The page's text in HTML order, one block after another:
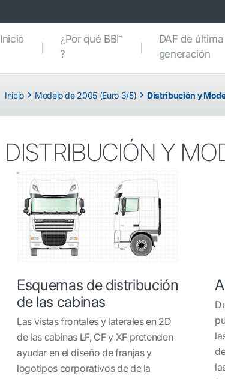
Inicio
¿Por qué BBI⁺
?
DAF de última
generación
Inicio Modelo de 2005 (Euro 3/5) Distribución y
DISTRIBUCIÓN Y
Esquemas de distribución
de las cabinas
Las vistas frontales y laterales en 2D
de las cabinas LF, CF y XF pretenden
ayudar en el diseño de franjas y
logotipos corporativos de de la